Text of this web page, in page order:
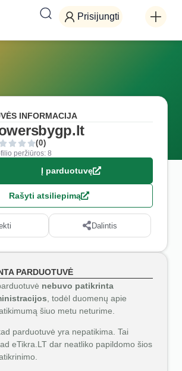
Prisijungti
INFORMACIJA
(0)
peržiūros: 8
Į parduotuvę
Rašyti atsiliepimą
Dalintis
PARDUOTUVĖ
nebuvo patikrinta
, todėl duomenų apie
šiuo metu neturime.
parduotuvė yra nepatikima. Tai
eTikra.LT dar neatliko papildomo šios